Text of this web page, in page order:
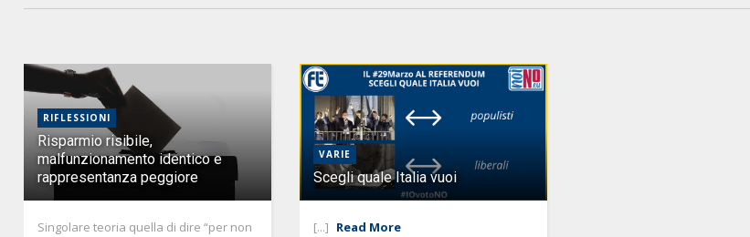
RIFLESSIONI
Risparmio risibile,
malfunzionamento identico e
rappresentanza peggiore
Singolare teoria quella di dire “per non
VARIE
Scegli quale Italia vuoi
[...] Read More